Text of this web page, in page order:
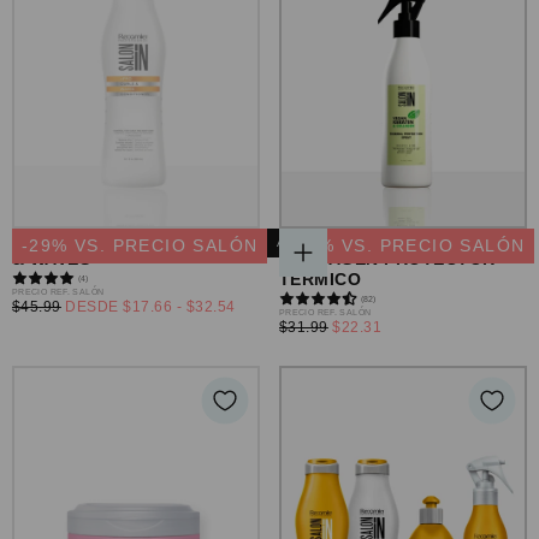
ACONDICIONADOR CURLS
& WAVES
-29% VS. PRECIO SALÓN AGOTADO
(4)
PRECIO
REGULAR
PRECIO REF. SALÓN
$45.99 DESDE PRECIO
$17.66 - PRECIO
$32.54
AGREGAR
AL
CARRITO
VEGAN KERATIN &
COLLAGEN PROTECTOR
TÉRMICO
30 % VS. PRECIO SALÓN
(82)
PRECIO
REGULAR
PRECIO REF. SALÓN
$31.99 PRECIO
$22.31